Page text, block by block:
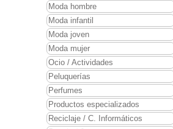
Moda hombre
Moda infantil
Moda joven
Moda mujer
Ocio / Actividades
Peluquerías
Perfumes
Productos especializados
Reciclaje / C. Informáticos